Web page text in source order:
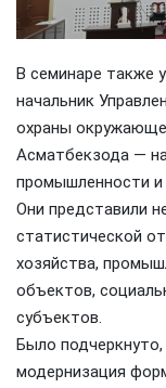
В семинаре также
начальник
охраны
Асматбекзода —
промышленности и
Они представили
статистической
хозяйства,
объектов,
субъектов.
Было
модернизация